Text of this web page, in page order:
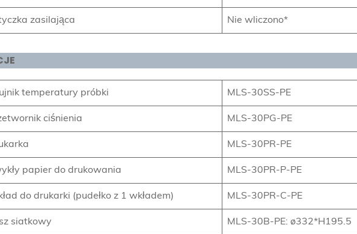
zasilająca Nie wliczono*
temperatury próbki MLS-30SS-PE
ciśnienia MLS-30PG-PE
MLS-30PR-PE
papier do drukowania MLS-30PR-P-PE
do drukarki (pudełko z 1 wkładem) MLS-30PR-C-PE
siatkowy MLS-30B-PE: ø332*H195.5